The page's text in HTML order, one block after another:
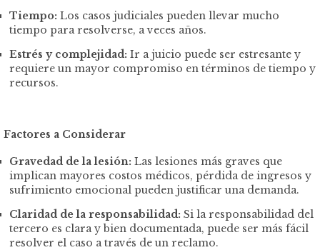
Tiempo: Los casos judiciales pueden llevar mucho
tiempo para resolverse, a veces años.
Estrés y complejidad: Ir a juicio puede ser estresante y
requiere un mayor compromiso en términos de tiempo y
recursos.
Factores a Considerar
Gravedad de la lesión: Las lesiones más graves que
implican mayores costos médicos, pérdida de ingresos y
sufrimiento emocional pueden justificar una demanda.
Claridad de la responsabilidad: Si la responsabilidad del
tercero es clara y bien documentada, puede ser más fácil
resolver el caso a través de un reclamo.